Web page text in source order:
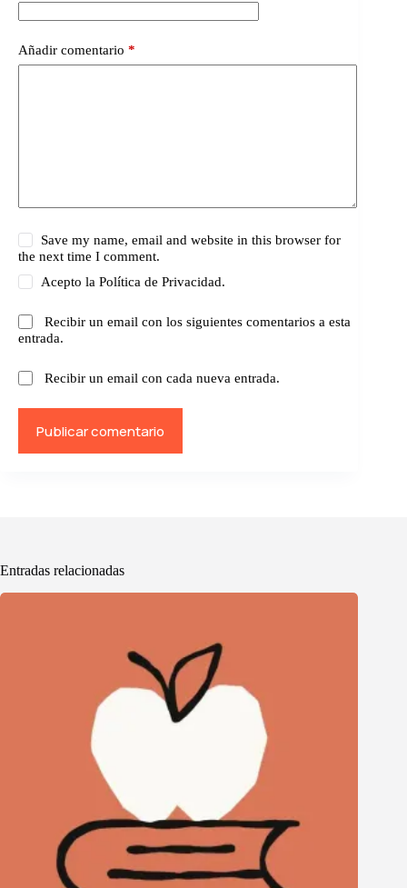
Añadir comentario *
Save my name, email and website in this browser for
the next time I comment.
Acepto laPolítica de Privacidad.
Recibir un email con los siguientes comentarios a esta
entrada.
Recibir un email con cada nueva entrada.
Publicar comentario
Entradas relacionadas